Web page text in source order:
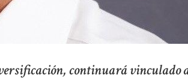
continuará vinculado